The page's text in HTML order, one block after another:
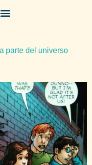
parte del universo